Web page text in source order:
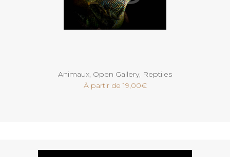
Animaux, Open Gallery, Reptiles
À partir de19,00€